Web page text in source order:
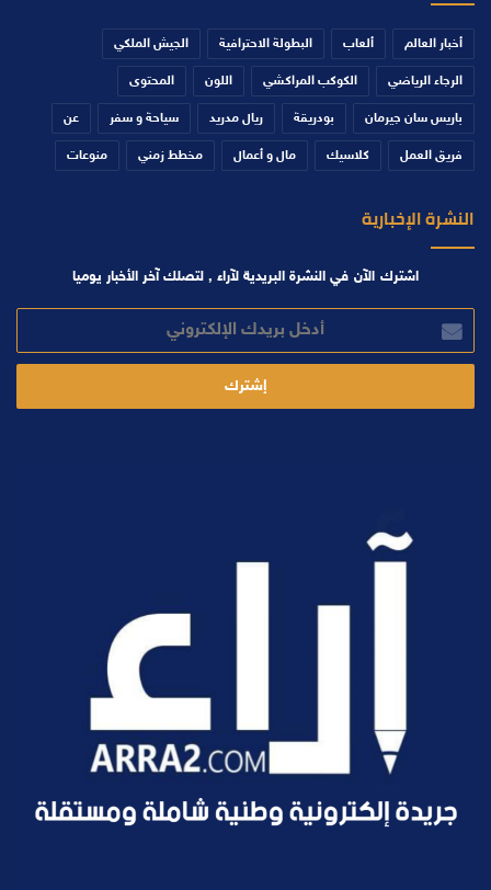
أخبار العالم ألعاب البطولة الاحترافية الجيش الملكي
الرجاء الرياضي الكوكب المراكشي اللون المحتوى
باريس سان جيرمان بودريقة ريال مدريد سياحة و سفر عن
فريق العمل كلاسيك مال و أعمال مخطط زمني منوعات
النشرة الإخبارية
اشترك الآن في النشرة البريدية لآراء , لتصلك آخر الأخبار يوميا
بريدك
الإلكتروني